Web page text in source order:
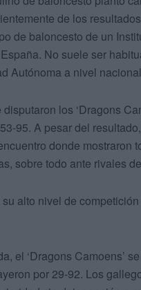
de los
de baloncesto de un
No suele ser
Autónoma a nivel
los ‘Dragons
95. A pesar del
donde mostraron
sobre todo ante rivales
alto nivel de
el ‘Dragons Camoens’
por 29-92. Los